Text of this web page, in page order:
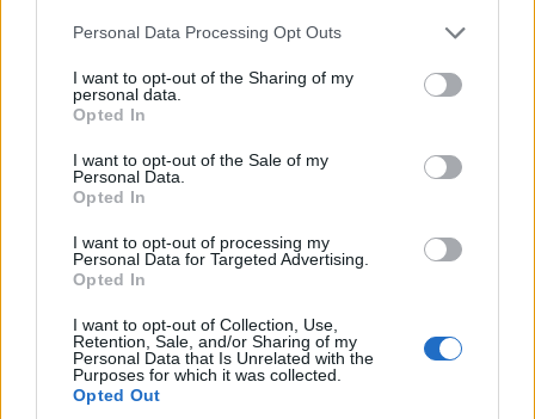
Please note that this website/app uses one or more Google
not limited to your visit or usage behaviour. You may click to
grant or deny consent to Google and its third-party tags to
use your data for below specified purposes in below Google
consent section.
Personal Data Processing Opt Outs
I want to opt-out of the Sharing of my
personal data.
Opted In
I want to opt-out of the Sale of my
Personal Data.
Opted In
I want to opt-out of processing my
Personal Data for Targeted Advertising.
Opted In
I want to opt-out of Collection, Use,
Retention, Sale, and/or Sharing of my
Personal Data that Is Unrelated with the
Purposes for which it was collected.
Opted Out